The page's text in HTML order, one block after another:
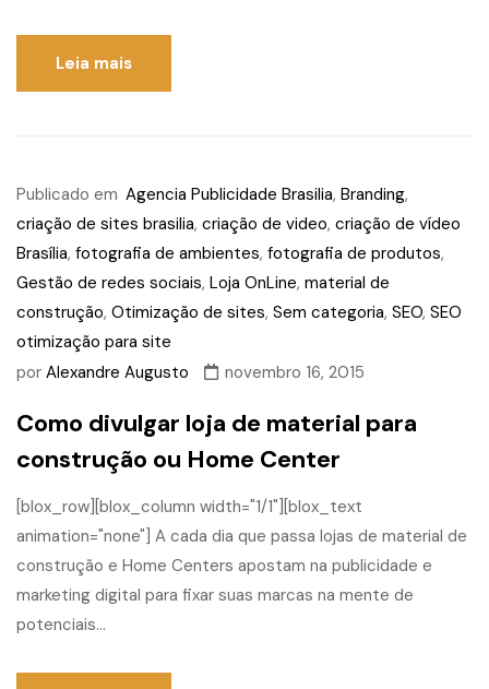
Leia mais
Publicado em Agencia Publicidade Brasilia, Branding,
criação de sites brasilia, criação de video, criação de vídeo
Brasília, fotografia de ambientes, fotografia de produtos,
Gestão de redes sociais, Loja OnLine, material de
construção, Otimização de sites, Sem categoria, SEO, SEO
otimização para site
por Alexandre Augusto novembro 16, 2015
Como divulgar loja de material para
construção ou Home Center
[blox_row][blox_column width="1/1"][blox_text
animation="none"] A cada dia que passa lojas de material de
construção e Home Centers apostam na publicidade e
marketing digital para fixar suas marcas na mente de
potenciais...